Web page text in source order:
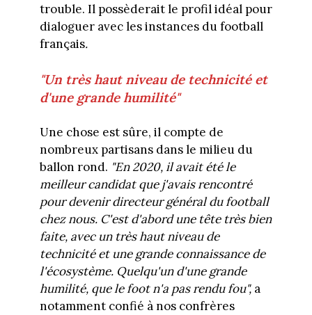
trouble. Il possèderait le profil idéal pour
dialoguer avec les instances du football
français.
"Un très haut niveau de technicité et
d'une grande humilité"
Une chose est sûre, il compte de
nombreux partisans dans le milieu du
ballon rond. "En 2020, il avait été le
meilleur candidat que j'avais rencontré
pour devenir directeur général du football
chez nous. C'est d'abord une tête très bien
faite, avec un très haut niveau de
technicité et une grande connaissance de
l'écosystème. Quelqu'un d'une grande
humilité, que le foot n'a pas rendu fou", a
notamment confié à nos confrères